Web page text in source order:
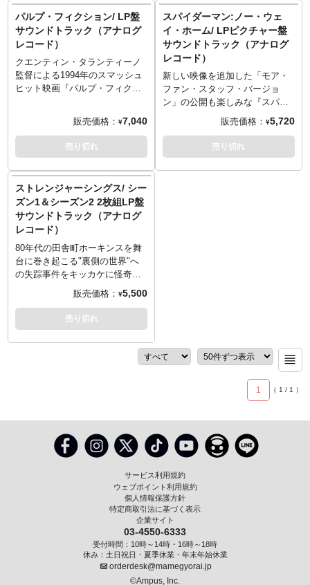
18.Ending Titles
17.Directive IV
18.Robo & Ed 209 Fight
19.Force Shoots Robo
20.Big Is Better
21.Written-By [Co-Written By] -
Steven Scott Smalley
22.Care Package
23.Looking for Me
4.I Got Nothing (Album Version)
Bangles, the 3:11
5.14K Marie, Teena 4:59
-
1.Wherever You're Goin' (It's
Alright) (Album Version) Reo
Speedwagon 5:00
3.What a Thrill Lauper, Cyndi
3:16
4.Save the Night Williams,
5.Theme from the Goonies
Grusin, Dave 3:01
5.The Crow Descends
6.Rememberance
-
1.Rain Forever
2.Shattered in the Head
3.Her Eyes, So Innocent
4.Tracking the Prey
5.Elegy
7.Pain and Retribution
8.Angels All Fire
9.Believe in Angels
4.Last Rites
5.Destroy Myself
6.End Titles: It Can't Rain All the
ば、もう気分はスネーク！赤色
のカラーヴァイナルも特別感が
あってGOOD！ジャケットもレ
コード自体もインテリアとして
も使用できそうですね！
＜収録内容＞
- Disc 1 -
3."Prison Introduction"
(Dialogue)
4.Over the Wall/ Airforce One
6."'Snake' Plissken" (Dialogue)
7.Orientation
8."Tell Him" (Dialogue)
9.Engulfed Cathedral (Debussy)
10.Across the Roof
11.Descent Into New York
12.Back to the Pod - Version #1
13.Everyone's Coming to New
- Disc 2 -
1."Don't Go Down There"
2.Back to the Pod - Version #2/
6.The Duke Arrives / Barricade
7.President at the Train
10.Romero and the President
11.The President Is Gone
14."The Name Is Plissken"
み方を発見できるかも知れませ
ん！ジャケットもレコード自体
もインテリアとしても使用でき
そうですね！
＜収録内容＞
1.George Baker Selection - Little
Green Bag
2.Blue Swede - Hooked on a
3.Joe Tex - I Gotcha
4.Bedlam - Magic Carpet Ride
5.Sandy Rogers - Fool for Love
パルプ・フィクション/ LP盤
サウンドトラック（アナログ
レコード）
クエンティン・タランティーノ
監督による1994年のスマッシュ
ヒット映画『パルプ・フィクシ
サウンドトラック。音楽にもこ
だわるタランティーノ監督のセ
レクト楽曲をアナログレコード
で楽しめば、また違った映画の
レコード自体もインテリアとし
ても使用できそうですね！
※この商品は入荷数の減数など
によりご予約をキャンセル頂く
場合や、分納での入荷となる場
合がございます。
＜収録内容＞
Bunny/Misirlou - Tim
Roth/Amanada Plummer, Dick
Dale & His Del-Tones
7.Son of a Preacher Man -
8.Zed's Dead, Baby/Bullwinkle
Part II - Maria de Medeiros,
Bruce Willis, the Centurians
10.Girl, You'll Be a Woman Soon
販売価格： ¥7,040
売り切れ
スパイダーマン:ノー・ウェ
イ・ホーム/ LPピクチャー盤
サウンドトラック（アナログ
レコード）
新しい映像を追加した「モア・
ファン・スタッフ・バージョ
ン」の公開も楽しみな『スパイ
ダーマン:ノー・ウェイ・ホー
ム』の楽曲を収録したLP盤のサ
ウンドトラック。こちらはピク
チャー盤なので、レコードその
ものにデザインがされており見
販売価格： ¥5,720
売り切れ
ストレンジャーシングス/ シー
ズン1＆シーズン2 2枚組LP盤
サウンドトラック（アナログ
レコード）
80年代の田舎町ホーキンスを舞
台に巻き起こる"裏側の世界"へ
の失踪事件をキッカケに怪奇な
現象に巻き込まれていくNetflix
オリジナルドラマ『ストレンジ
ャー・シングス 未知の世界』シ
ーズン1とシーズン2の楽曲を収
ラック。中にはレコードの他に
ミニサイズのポスターやステッ
ね！
1. Will Byers - Will Singing the
Clash (Intro)
2. the Police - Every Breath You
3. the Clash - Should I Stay or
5. the Bangles - Hazy Shade of
販売価格： ¥5,500
売り切れ
1 （ 1 / 1 ）
サービス利用規約
ウェブポイント利用規約
個人情報保護方針
特定商取引法に基づく表示
企業サイト
03-4550-6333
受付時間：10時～14時・16時～18時
休み：土日祝日・夏季休業・年末年始休業
orderdesk@mamegyorai.jp
©Ampus, Inc.